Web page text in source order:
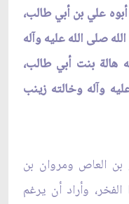
علي بن أبي طالب،
صلى الله عليه وآله
بنت أبي طالب،
وآله وخالته زينب
بن العاص ومروان بن
وأراد أن يرغم